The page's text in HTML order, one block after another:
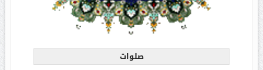
صلوات